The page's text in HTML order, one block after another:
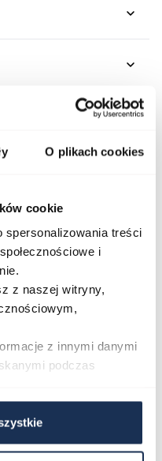
O plikach cookies
cookie
treści
i
z naszej witryny,
z innymi danymi
podczas
jest możliwe za pomocą
Sport AQ-230GA-